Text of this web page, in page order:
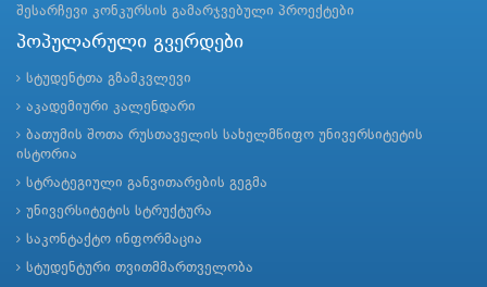
შესარჩევი კონკურსის გამარჯვებული პროექტები
პოპულარული გვერდები
სტუდენტთა გზამკვლევი
აკადემიური კალენდარი
ბათუმის შოთა რუსთაველის სახელმწიფო უნივერსიტეტის
ისტორია
სტრატეგიული განვითარების გეგმა
უნივერსიტეტის სტრუქტურა
საკონტაქტო ინფორმაცია
სტუდენტური თვითმმართველობა